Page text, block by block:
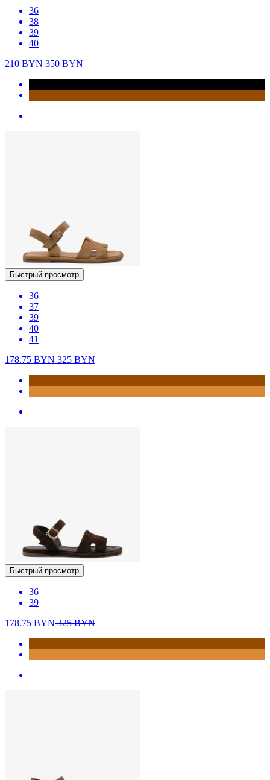
36
38
39
40
210 BYN350BYN
Быстрый просмотр
36
37
39
40
41
178.75 BYN325BYN
Быстрый просмотр
36
39
178.75 BYN325BYN